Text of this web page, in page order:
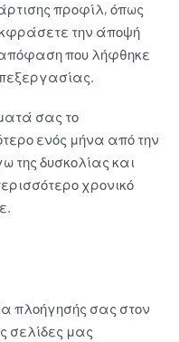
προφίλ, όπως
την άποψή
που λήφθηκε
σας το
ενός μήνα από την
της δυσκολίας και
χρονικό
πλοήγησής σας στον
σελίδες μας